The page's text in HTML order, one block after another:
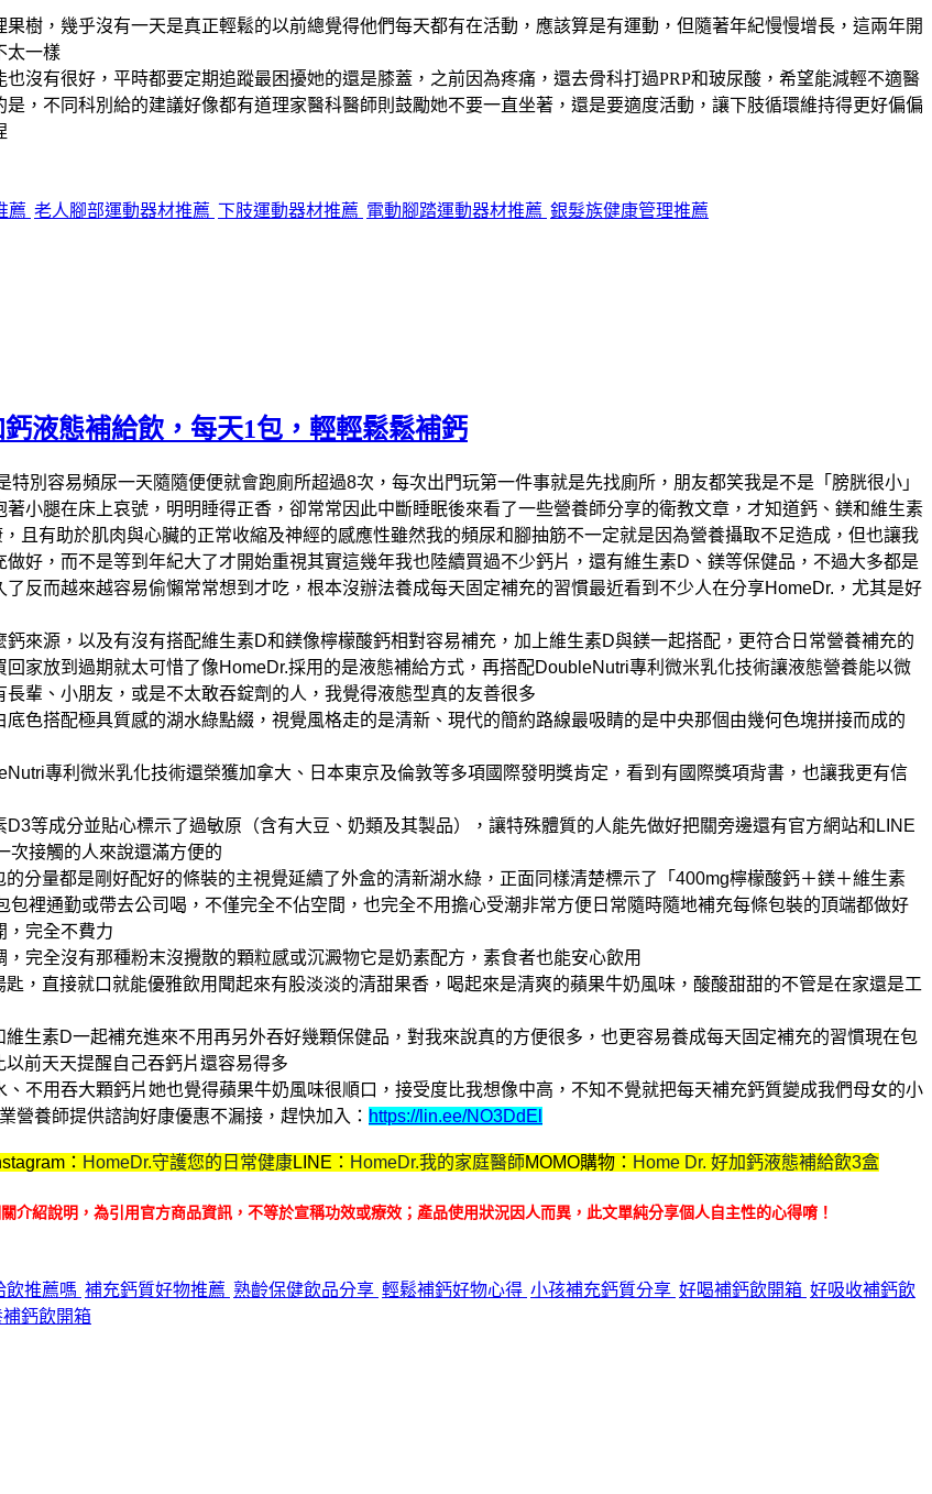
樹，幾乎沒有一天是真正輕鬆的以前總覺得他們每天都有在活動，應該算是有運動，但隨著年紀慢慢增長，這兩年開
太一樣
沒有很好，平時都要定期追蹤最困擾她的還是膝蓋，之前因為疼痛，還去骨科打過PRP和玻尿酸，希望能減輕不適醫
，不同科別給的建議好像都有道理家醫科醫師則鼓勵她不要一直坐著，還是要適度活動，讓下肢循環維持得更好偏偏
薦 老人腳部運動器材推薦 下肢運動器材推薦 電動腳踏運動器材推薦 銀髮族健康管理推薦
液態補給飲，每天1包，輕輕鬆鬆補鈣
特別容易頻尿一天隨隨便便就會跑廁所超過8次，每次出門玩第一件事就是先找廁所，朋友都笑我是不是「膀胱很小」
小腿在床上哀號，明明睡得正香，卻常常因此中斷睡眠後來看了一些營養師分享的衛教文章，才知道鈣、鎂和維生素
且有助於肌肉與心臟的正常收縮及神經的感應性雖然我的頻尿和腳抽筋不一定就是因為營養攝取不足造成，但也讓我
好，而不是等到年紀大了才開始重視其實這幾年我也陸續買過不少鈣片，還有維生素D、鎂等保健品，不過大多都是
了反而越來越容易偷懶常常想到才吃，根本沒辦法養成每天固定補充的習慣最近看到不少人在分享HomeDr.，尤其是好
來源，以及有沒有搭配維生素D和鎂像檸檬酸鈣相對容易補充，加上維生素D與鎂一起搭配，更符合日常營養補充的
家放到過期就太可惜了像HomeDr.採用的是液態補給方式，再搭配DoubleNutri專利微米乳化技術讓液態營養能以微
長輩、小朋友，或是不太敢吞錠劑的人，我覺得液態型真的友善很多
底色搭配極具質感的湖水綠點綴，視覺風格走的是清新、現代的簡約路線最吸睛的是中央那個由幾何色塊拼接而成的
專利微米乳化技術還榮獲加拿大、日本東京及倫敦等多項國際發明獎肯定，看到有國際獎項背書，也讓我更有信
D3等成分並貼心標示了過敏原（含有大豆、奶類及其製品），讓特殊體質的人能先做好把關旁邊還有官方網站和LINE
次接觸的人來說還滿方便的
的分量都是剛好配好的條裝的主視覺延續了外盒的清新湖水綠，正面同樣清楚標示了「400mg檸檬酸鈣＋鎂＋維生素
包裡通勤或帶去公司喝，不僅完全不佔空間，也完全不用擔心受潮非常方便日常隨時隨地補充每條包裝的頂端都做好
，完全不費力
完全沒有那種粉末沒攪散的顆粒感或沉澱物它是奶素配方，素食者也能安心飲用
，直接就口就能優雅飲用 聞起來有股淡淡的清甜果香，喝起來是清爽的蘋果牛奶風味，酸酸甜甜的不管是在家還是工
生素D一起補充進來不用再另外吞好幾顆保健品，對我來說真的方便很多，也更容易養成每天固定補充的習慣現在包
前天天提醒自己吞鈣片還容易得多
不用吞大顆鈣片她也覺得蘋果牛奶風味很順口，接受度比我想像中高，不知不覺就把每天補充鈣質變成我們母女的小
營養師提供諮詢好康優惠不漏接，趕快加入： https://lin.ee/NO3DdEl
： HomeDr.守護您的日常健康LINE： HomeDr.我的家庭醫師MOMO購物： Home Dr. 好加鈣液態補給飲3盒
紹說明，為引用官方商品資訊，不等於宣稱功效或療效；產品使用狀況因人而異，此文單純分享個人自主性的心得唷！
飲推薦嗎 補充鈣質好物推薦 熟齡保健飲品分享 輕鬆補鈣好物心得 小孩補充鈣質分享 好喝補鈣飲開箱 好吸收補鈣飲
補鈣飲開箱